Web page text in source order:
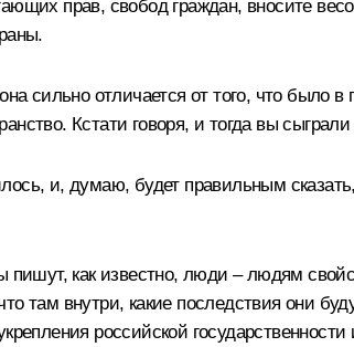
прав, свобод граждан, вносите
сильно отличается от того, что было
Кстати говоря, и тогда вы
и, думаю, будет правильным
пишут, как известно, люди – людям
там внутри, какие последствия они
российской